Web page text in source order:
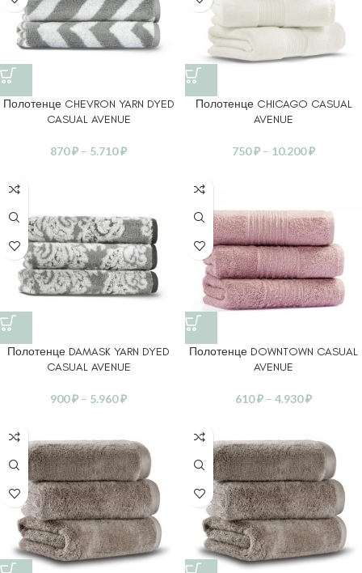
Полотенце CHEVRON YARN DYED
CASUAL AVENUE
870₽ – 5.710₽
Полотенце CHICAGO CASUAL
AVENUE
750₽ – 10.200₽
Полотенце DAMASK YARN DYED
CASUAL AVENUE
900₽ – 5.960₽
Полотенце DOWNTOWN CASUAL
AVENUE
610₽ – 4.930₽